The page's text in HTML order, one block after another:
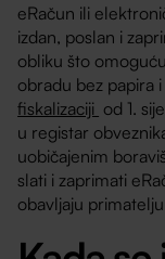
eRačun ili
izdan, poslan i
obliku što
obradu bez papira
fiskalizaciji od 1.
u registar
uobičajenim
slati i zaprimati
obavljaju